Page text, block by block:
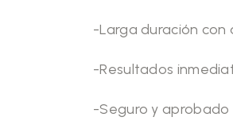
-Larga duración con
-Resultados
-Seguro y aprobado